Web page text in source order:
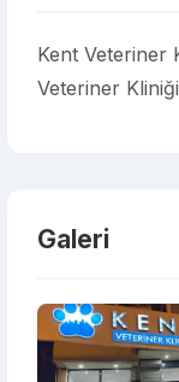
Kent Veteriner
Veteriner
Galeri